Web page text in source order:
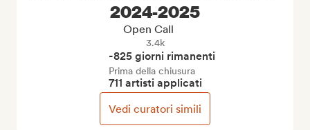
2024-2025
Open Call
3.4k
-825 giorni rimanenti
Prima della chiusura
711 artisti applicati
Vedi curatori simili